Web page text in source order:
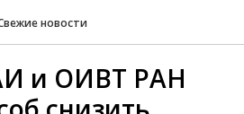
новости
и ОИВТ РАН